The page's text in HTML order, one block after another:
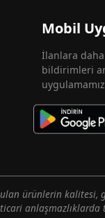
Mobil
İlanlara daha
bildirimleri
ürünlerin kalitesi,